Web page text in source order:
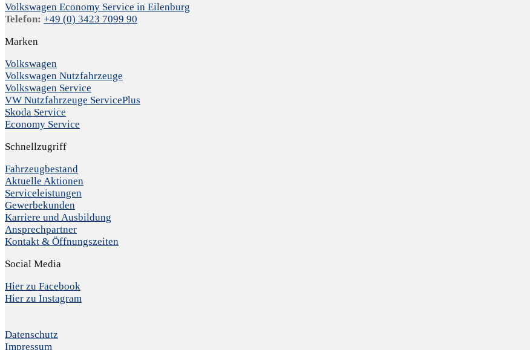
Volkswagen Economy Service in Eilenburg
Telefon: +49 (0) 3423 7099 90
Marken
Volkswagen
Volkswagen Nutzfahrzeuge
Volkswagen Service
VW Nutzfahrzeuge ServicePlus
Skoda Service
Economy Service
Schnellzugriff
Fahrzeugbestand
Aktuelle Aktionen
Serviceleistungen
Gewerbekunden
Karriere und Ausbildung
Ansprechpartner
Kontakt & Öffnungszeiten
Social Media
Hier zu Facebook
Hier zu Instagram
Datenschutz
Impressum